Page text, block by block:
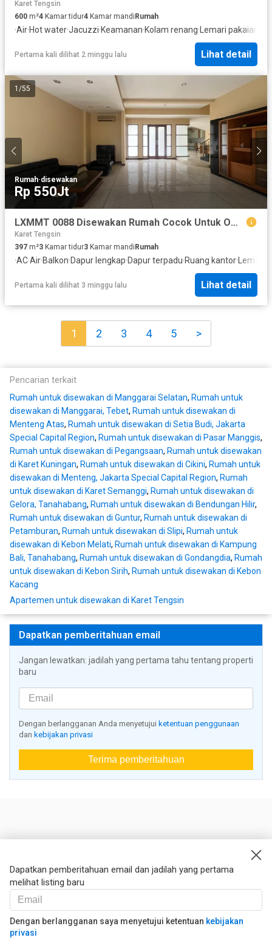
Karet Tengsin
600 m²4 Kamar tidur4 Kamar mandi Rumah
·Air·Hot water·Jacuzzi·Keamanan·Kolam renang· Lemari pakaian
Pertama kali dilihat 2 minggu lalu Lihat detail
1 /55
Rumah·disewakan
Rp 550Jt
LXMMT 0088 Disewakan Rumah Cocok Untuk Office Atau Hunian Di Area Menteng Jakarta Pusat
Karet Tengsin
397 m²3 Kamar tidur3 Kamar mandiRumah
·AC·Air·Balkon·Dapur lengkap·Dapur terpadu·Ruang kantor· Lemari
Pertama kali dilihat 3 minggu lalu Lihat detail
1 2 3 4 5 >
Pencarian terkait
Rumah untuk disewakan di Manggarai Selatan, Rumah untuk
disewakan di Manggarai, Tebet, Rumah untuk disewakan di
Menteng Atas, Rumah untuk disewakan di Setia Budi, Jakarta
Special Capital Region, Rumah untuk disewakan di Pasar Manggis,
Rumah untuk disewakan di Pegangsaan, Rumah untuk disewakan
di Karet Kuningan, Rumah untuk disewakan di Cikini, Rumah untuk
disewakan di Menteng, Jakarta Special Capital Region, Rumah
untuk disewakan di Karet Semanggi, Rumah untuk disewakan di
Gelora, Tanahabang, Rumah untuk disewakan di Bendungan Hilir,
Rumah untuk disewakan di Guntur, Rumah untuk disewakan di
Petamburan, Rumah untuk disewakan di Slipi, Rumah untuk
disewakan di Kebon Melati, Rumah untuk disewakan di Kampung
Bali, Tanahabang, Rumah untuk disewakan di Gondangdia, Rumah
untuk disewakan di Kebon Sirih, Rumah untuk disewakan di Kebon
Kacang
Apartemen untuk disewakan di Karet Tengsin
Dapatkan pemberitahuan email
Jangan lewatkan: jadilah yang pertama tahu tentang properti
baru
Dengan berlangganan Anda menyetujui ketentuan penggunaan
dan kebijakan privasi
Terima pemberitahuan
Dapatkan pemberitahuan email dan jadilah yang pertama
melihat listing baru
Dengan berlangganan saya menyetujui ketentuan kebijakan
privasi
Kontak kami
Hukum
Syarat dan ketentuan
Kebijakan privasi
Kebijakan Cookies